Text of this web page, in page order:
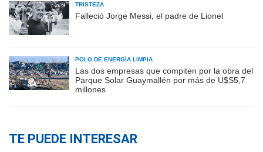
TRISTEZA
Falleció Jorge Messi, el padre de Lionel
POLO DE ENERGÍA LIMPIA
Las dos empresas que compiten por la obra del
Parque Solar Guaymallén por más de U$S5,7
millones
TE PUEDE INTERESAR